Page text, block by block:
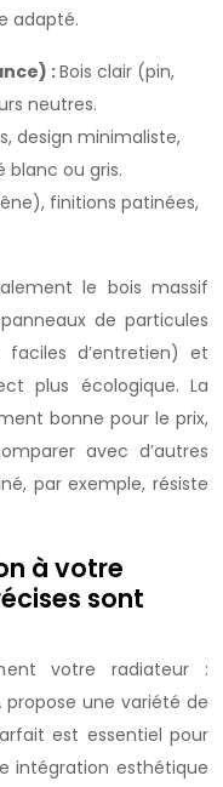
adapté.
:Bois clair (pin,
neutres.
design minimaliste,
ou gris.
finitions patinées,
le bois massif
de particules
d’entretien) et
plus écologique. La
bonne pour le prix,
avec d’autres
par exemple, résiste
à votre
sont
votre radiateur :
propose une variété de
est essentiel pour
intégration esthétique